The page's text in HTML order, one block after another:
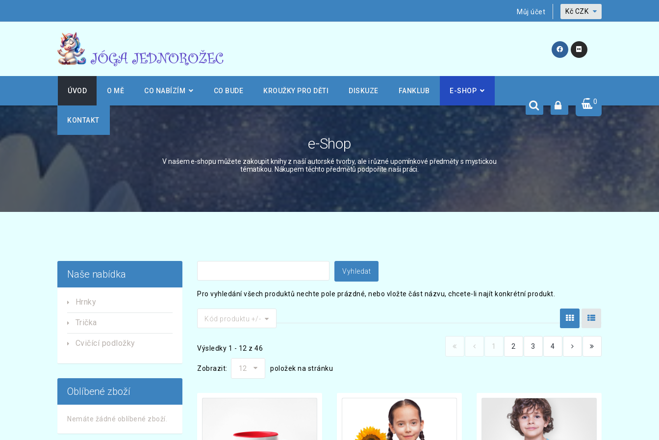
Můj účet Kč CZK
ÚVOD O MĚ CO NABÍZÍM CO BUDE KROUŽKY PRO DĚTI DISKUZE FANKLUB E-SHOP
KONTAKT
0
e-Shop
V našem e-shopu můžete zakoupit knihy z naší autorské tvorby, ale i různé upomínkové předměty s mystickou
tématikou. Nákupem těchto předmětů podpoříte naši práci.
Naše nabídka
Hrnky
Trička
Cvičící podložky
Oblíbené zboží
Nemáte žádné oblíbené zboží.
Pro vyhledání všech produktů nechte pole prázdné, nebo vložte část názvu, chcete-li najít konkrétní produkt.
Kód produktu +/-
Výsledky 1 - 12 z 46
Zobrazit: 12 položek na stránku
1 2 3 4